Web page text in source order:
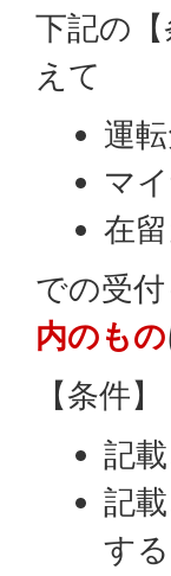
下記の
えて
運
マ
在
での受
内のもの
【条件】
記
記
す